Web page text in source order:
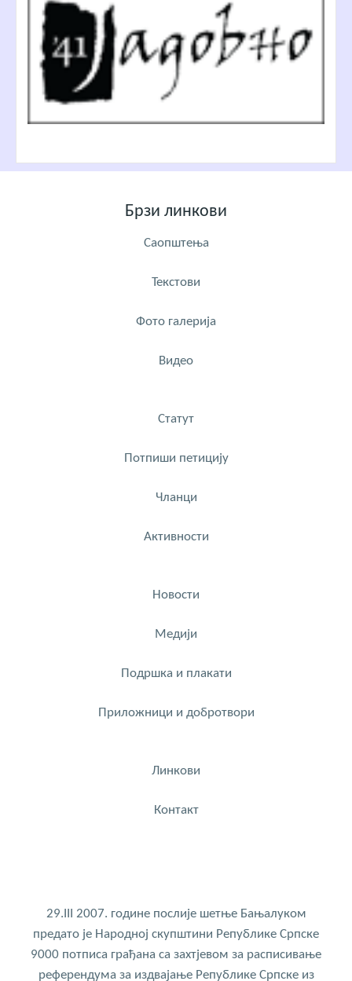
Брзи линкови
Саопштења
Текстови
Фото галерија
Видео
Статут
Потпиши петицију
Чланци
Активности
Новости
Медији
Подршка и плакати
Приложници и добротвори
Линкови
Контакт
29.III 2007. године послије шетње Бањалуком
предато је Народној скупштини Републике Српске
9000 потписа грађана са захтјевом за расписивање
референдума за издвајање Републике Српске из